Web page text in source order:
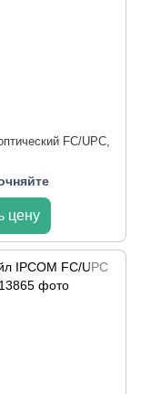
FC/UPC,
цену